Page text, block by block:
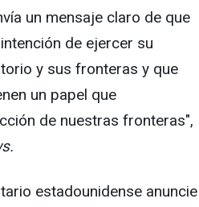
un mensaje claro de que
de ejercer su
y sus fronteras y que
un papel que
de nuestras fronteras",
estadounidense anuncie